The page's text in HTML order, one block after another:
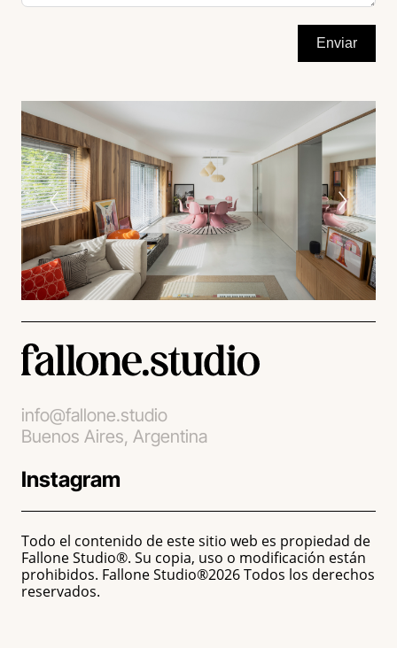
Enviar
info@fallone.studio
Buenos Aires, Argentina
Instagram
Todo el contenido de este sitio web es propiedad de
Fallone Studio®. Su copia, uso o modificación están
prohibidos. Fallone Studio®2026 Todos los derechos
reservados.